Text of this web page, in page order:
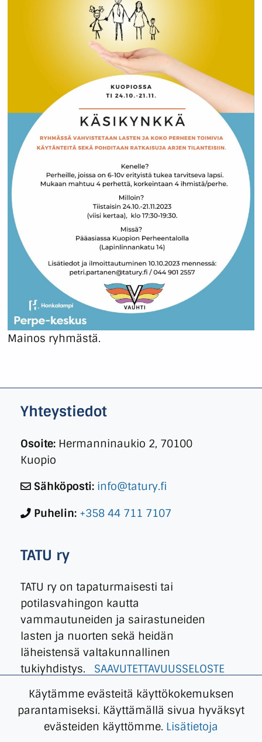
Mainos ryhmästä.
Yhteystiedot
Osoite: Hermanninaukio 2, 70100
Kuopio
Sähköposti: info@tatury.fi
Puhelin: +358 44 711 7107
TATU ry
TATU ry on tapaturmaisesti tai
potilasvahingon kautta
vammautuneiden ja sairastuneiden
lasten ja nuorten sekä heidän
läheistensä valtakunnallinen
tukiyhdistys. SAAVUTETTAVUUSSELOSTE
Käytämme evästeitä käyttökokemuksen
parantamiseksi. Käyttämällä sivua hyväksyt
evästeiden käyttömme. Lisätietoja